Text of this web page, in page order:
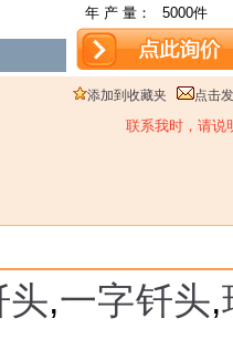
年 产 量：
5000件
添加到收藏夹 点击
联系我时，请说
头,一字钎头,